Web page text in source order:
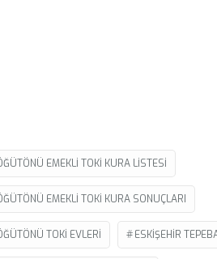
EMEKLI TOKI KURA LISTESI
EMEKLI TOKI KURA SONUÇLARI
TOKI EVLERI ESKIŞEHIR